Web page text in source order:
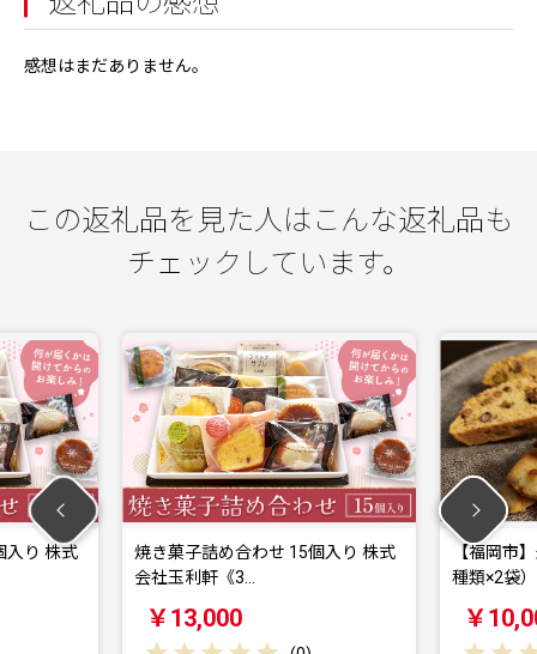
感想はまだありません。
この返礼品を見た人はこんな返礼品も
チェックしています。
合わせ 15個入り 株式
【福岡市】米粉の焼菓子セット（3
種類×2袋）
￥10,000